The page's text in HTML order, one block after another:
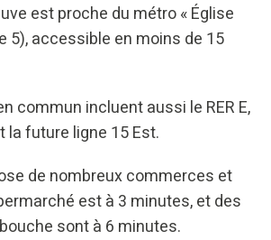
est proche du métro « Église
5), accessible en moins de 15
commun incluent aussi le RER E,
la future ligne 15 Est.
de nombreux commerces et
est à 3 minutes, et des
sont à 6 minutes.